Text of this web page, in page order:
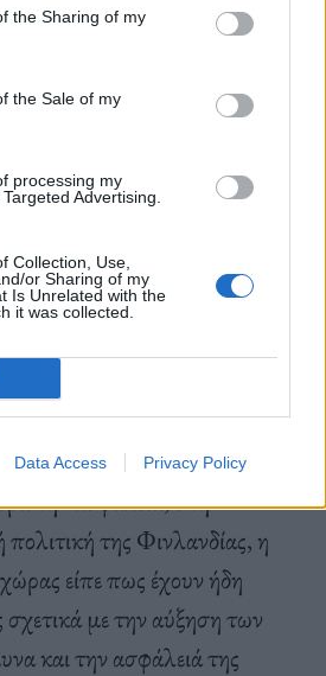
the Sharing of my
the Sale of my
processing my
Advertising.
Collection, Use,
or Sharing of my
Is Unrelated with the
it was collected.
Data Access Privacy Policy
κάνουμε την αίτηση θα έχουμε
την είσοδό μας
, καθώς και
διάφορες καταστάσεις και
της Ρωσίας, υβριδικές
διάφορες μορφές
τους επιρροής στη
λοιπόν» εξήγησε.
την ασφάλεια, στην
πολιτική της Φινλανδίας, η
είπε πως έχουν ήδη
σχετικά με την αύξηση των
και την ασφάλειά της